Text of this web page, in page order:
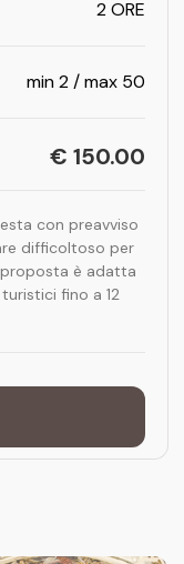
2 ORE
min 2 / max 50
€ 150.00
con preavviso
difficoltoso per
è adatta
fino a 12